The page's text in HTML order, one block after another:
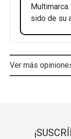
sido de su
Ver más